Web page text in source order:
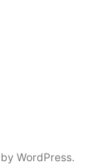
WordPress.